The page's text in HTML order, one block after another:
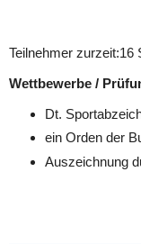
Teilnehmer zurzeit:16
Wettbewerbe /
Dt.
ein Orden der
Auszeichnung